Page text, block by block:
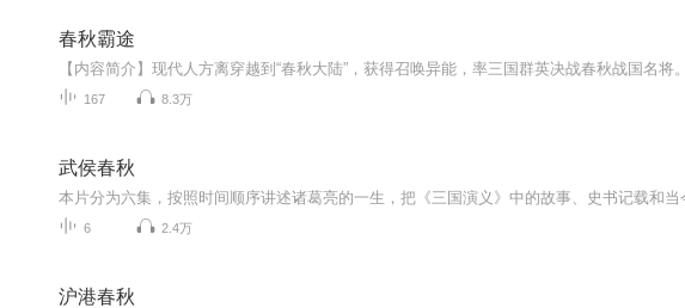
春秋霸途
167 8.3万
武侯春秋
6 2.4万
沪港春秋